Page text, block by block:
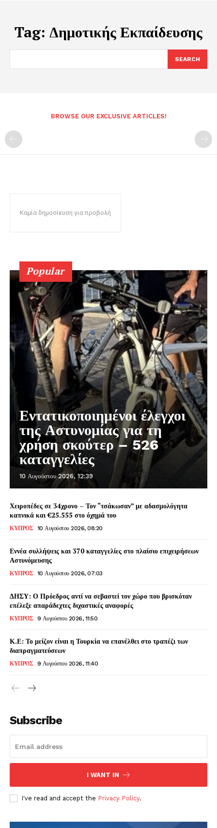
Tag: Δημοτικής Εκπαίδευσης
SEARCH
BROWSE OUR EXCLUSIVE ARTICLES!
Καμία δημοσίευση για προβολή
Popular
Εντατικοποιημένοι έλεγχοι
της Αστυνομίας για τη
χρήση σκούτερ – 526
καταγγελίες
10 Αυγούστου 2026, 12:39
Χειροπέδες σε 34χρονο – Τον “τσάκωσαν” με αδασμολόγητα
καπνικά και €25.555 στο όχημά του
ΚΥΠΡΟΣ 10 Αυγούστου 2026, 08:20
Εννέα συλλήψεις και 370 καταγγελίες στο πλαίσιο επιχειρήσεων
Αστυνόμευσης
ΚΥΠΡΟΣ 10 Αυγούστου 2026, 07:03
ΔΗΣΥ: Ο Πρόεδρος αντί να σεβαστεί τον χώρο που βρισκόταν
επέλεξε απαράδεχτες διχαστικές αναφορές
ΚΥΠΡΟΣ 9 Αυγούστου 2026, 11:50
Κ.Ε: Το μείζον είναι η Τουρκία να επανέλθει στο τραπέζι των
διαπραγματεύσεων
ΚΥΠΡΟΣ 9 Αυγούστου 2026, 11:40
Subscribe
I WANT IN
I've read and accept the Privacy Policy.